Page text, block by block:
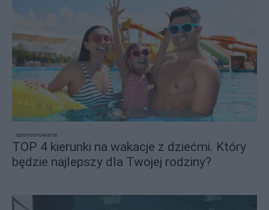
sponsorowane
TOP 4 kierunki na wakacje z dziećmi. Który
będzie najlepszy dla Twojej rodziny?